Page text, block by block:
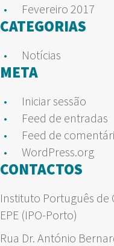
Fevereiro 2017
CATEGORIAS
Notícias
META
Iniciar sessão
Feed de entradas
Feed de
WordPress.org
CONTACTOS
Instituto Português de
EPE (IPO-Porto)
Rua Dr. António